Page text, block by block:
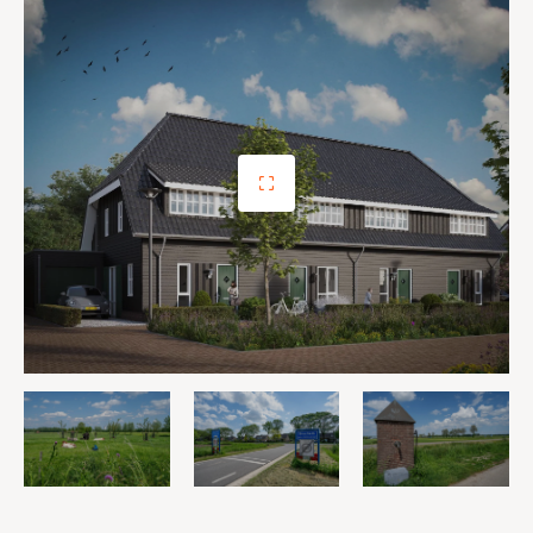
• Zeer energiezuinige woning: energielabel A+++
• Tuingerichte woonkamer
• Vloerverwarming in hele woning
• Veel lichtinval in woonkamer door de grote
achtergevelpui
• Achtertuin met berging en achterom
• Voldoende parkeergelegenheid in openbaar gebied
• Diverse indelings- en uitbreidingsmogelijkheden
De indeling is bijzonder praktisch met beneden een hal
met toilet en technische ruimte, een lichte tuingerichte
woonkamer en een open keuken met zicht op de straat.
TIP: Maak de woonkamer nóg groter met de optie om
deze met 1.20m of 2.40m uit te breiden. De optie voor
openslaande tuindeuren zorgen voor veel contact met
de achtertuin.